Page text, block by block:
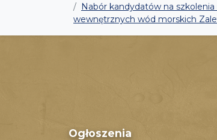
Nabór kandydatów na
wewnętrznych wód morskich
Ogłoszenia